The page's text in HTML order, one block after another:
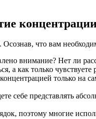
что вам
внимание? Нет ли
а как только
только на
себе представлять
поэтому многие